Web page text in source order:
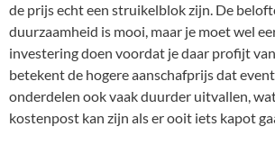
de prijs echt een struikelblok zijn. De
duurzaamheid is mooi, maar je moet wel
investering doen voordat je daar profijt
betekent de hogere aanschafprijs dat
onderdelen ook vaak duurder uitvallen,
kostenpost kan zijn als er ooit iets kapot